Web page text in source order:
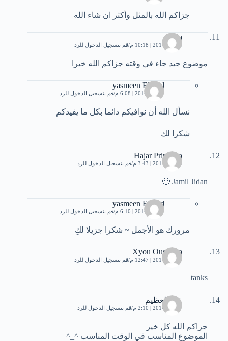
جزاكم الله بالمثل وأكثر ان شاء الله
linda
3 يناير، 2014 | 10:18 م قم بتسجيل الدخول للرد
موضوع جيد جاء في وقته جزاكم الله خيرا
yasmeen Elsayd
7 يناير، 2014 | 6:08 م قم بتسجيل الدخول للرد
نسأل الله أن نوافيكم دائما بكل ما يفيدكم
شكرا لك
Hajar Princissa
4 يناير، 2014 | 3:43 م قم بتسجيل الدخول للرد
Jamil Jidan 🙂
yasmeen Elsayd
7 يناير، 2014 | 6:10 م قم بتسجيل الدخول للرد
مرورك هو الأجمل ~ شكرا جزيلا لكِ
Xyou Oussama
7 يناير، 2014 | 12:47 م قم بتسجيل الدخول للرد
tanks
عبد العظيم
7 يناير، 2014 | 2:10 م قم بتسجيل الدخول للرد
جزاكم الله كل خير
الموضوع المناسب في الوقت المناسب ^_^